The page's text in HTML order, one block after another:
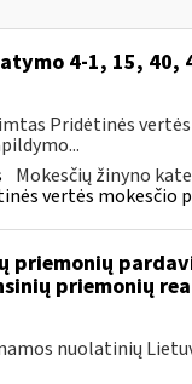
4-1, 15,
Pridėtinės
Mokesčių žinyno
vertės mokesčio
priemonių
priemonių
nuolatinių